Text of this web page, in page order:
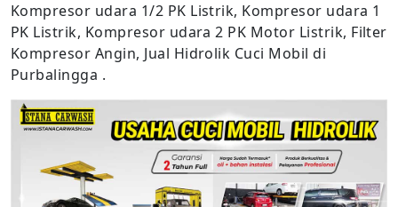
Kompresor udara 1/2 PK Listrik, Kompresor udara 1
PK Listrik, Kompresor udara 2 PK Motor Listrik, Filter
Kompresor Angin, Jual Hidrolik Cuci Mobil di
Purbalingga .